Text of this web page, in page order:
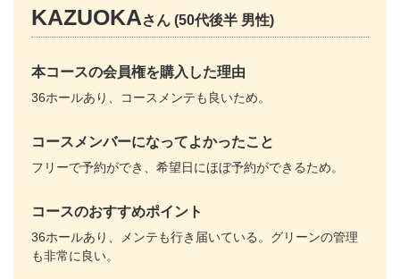
KAZUOKAさん (50代後半 男性)
本コースの会員権を購入した理由
36ホールあり、コースメンテも良いため。
コースメンバーになってよかったこと
フリーで予約ができ、希望日にほぼ予約ができるため。
コースのおすすめポイント
36ホールあり、メンテも行き届いている。グリーンの管理
も非常に良い。